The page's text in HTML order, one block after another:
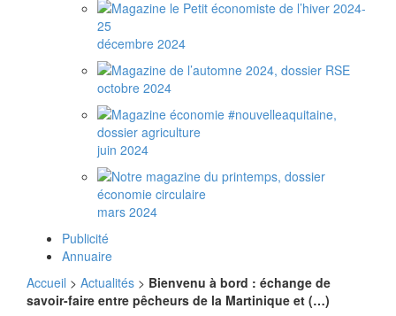
décembre 2024
octobre 2024
juin 2024
mars 2024
Publicité
Annuaire
Accueil > Actualités > Bienvenu à bord : échange de
savoir-faire entre pêcheurs de la Martinique et (…)